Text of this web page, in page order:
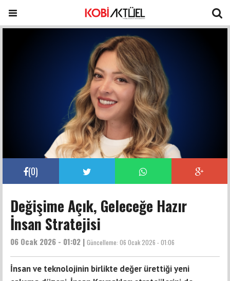
(0)
Değişime Açık, Geleceğe Hazır
İnsan Stratejisi
06 Ocak 2026 - 01:02 | Güncelleme: 06 Ocak 2026 - 01:06
İnsan ve teknolojinin birlikte değer ürettiği yeni